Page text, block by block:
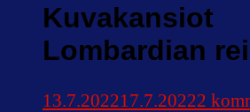
Kuvakansiot
Lombardian
13.7.202217.7.20222